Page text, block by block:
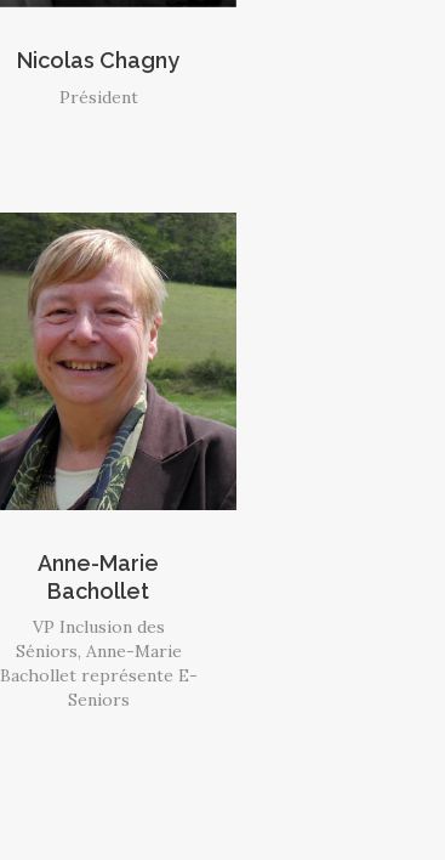
Nicolas Chagny
Président
Anne-Marie
Bachollet
VP Inclusion des
Séniors, Anne-Marie
Bachollet représente E-
Seniors